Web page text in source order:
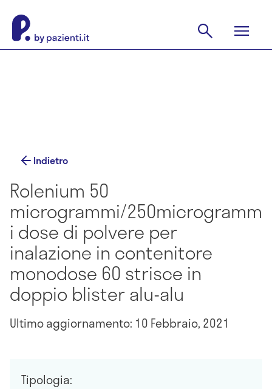
Indietro
Rolenium 50
microgrammi/250microgramm
i dose di polvere per
inalazione in contenitore
monodose 60 strisce in
doppio blister alu-alu
Ultimo aggiornamento: 10 Febbraio, 2021
Tipologia: